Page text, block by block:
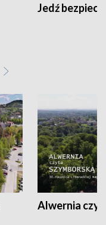
Jedź
Alwernia